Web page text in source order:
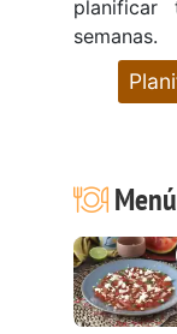
semanas.